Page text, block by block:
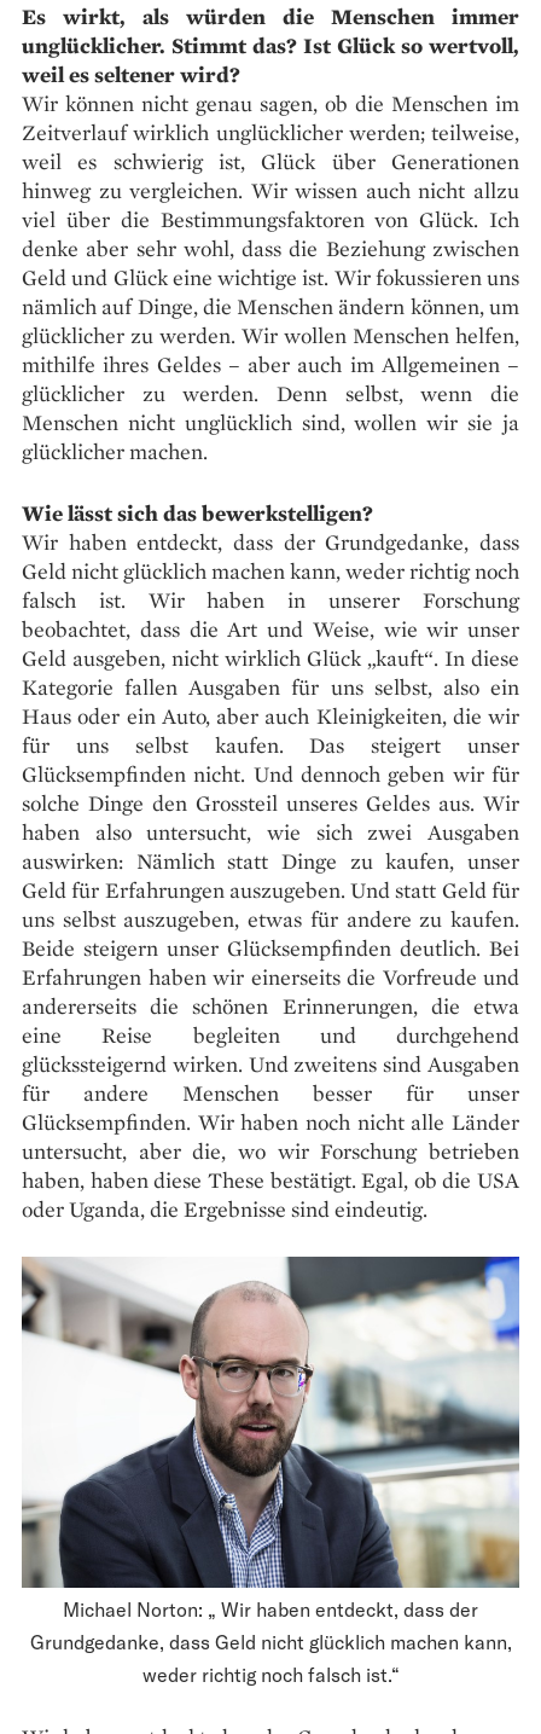
Es wirkt, als würden die Menschen immer
unglücklicher. Stimmt das? Ist Glück so wertvoll,
weil es seltener wird?
Wir können nicht genau sagen, ob die Menschen im
Zeitverlauf wirklich unglücklicher werden; teilweise,
weil es schwierig ist, Glück über Generationen
hinweg zu vergleichen. Wir wissen auch nicht allzu
viel über die Bestimmungsfaktoren von Glück. Ich
denke aber sehr wohl, dass die Beziehung zwischen
Geld und Glück eine wichtige ist. Wir fokussieren uns
nämlich auf Dinge, die Menschen ändern können, um
glücklicher zu werden. Wir wollen Menschen helfen,
mithilfe ihres Geldes – aber auch im Allgemeinen –
glücklicher zu werden. Denn selbst, wenn die
Menschen nicht unglücklich sind, wollen wir sie ja
glücklicher machen.
Wie lässt sich das bewerkstelligen?
Wir haben entdeckt, dass der Grundgedanke, dass
Geld nicht glücklich machen kann, weder richtig noch
falsch ist. Wir haben in unserer Forschung
beobachtet, dass die Art und Weise, wie wir unser
Geld ausgeben, nicht wirklich Glück „kauft“. In diese
Kategorie fallen Ausgaben für uns selbst, also ein
Haus oder ein Auto, aber auch Kleinigkeiten, die wir
für uns selbst kaufen. Das steigert unser
Glücksempfinden nicht. Und dennoch geben wir für
solche Dinge den Grossteil unseres Geldes aus. Wir
haben also untersucht, wie sich zwei Ausgaben
auswirken: Nämlich statt Dinge zu kaufen, unser
Geld für Erfahrungen auszugeben. Und statt Geld für
uns selbst auszugeben, etwas für andere zu kaufen.
Beide steigern unser Glücksempfinden deutlich. Bei
Erfahrungen haben wir einerseits die Vorfreude und
andererseits die schönen Erinnerungen, die etwa
eine Reise begleiten und durchgehend
glückssteigernd wirken. Und zweitens sind Ausgaben
für andere Menschen besser für unser
Glücksempfinden. Wir haben noch nicht alle Länder
untersucht, aber die, wo wir Forschung betrieben
haben, haben diese These bestätigt. Egal, ob die USA
oder Uganda, die Ergebnisse sind eindeutig.
Michael Norton: „ Wir haben entdeckt, dass der
Grundgedanke, dass Geld nicht glücklich machen kann,
weder richtig noch falsch ist.“